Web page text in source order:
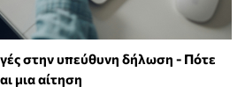
στην υπεύθυνη δήλωση - Πότε
μια αίτηση